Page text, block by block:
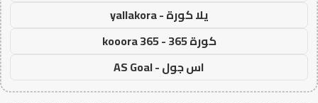
يلا كورة - yallakora
كورة 365 - kooora 365
اس جول - AS Goal